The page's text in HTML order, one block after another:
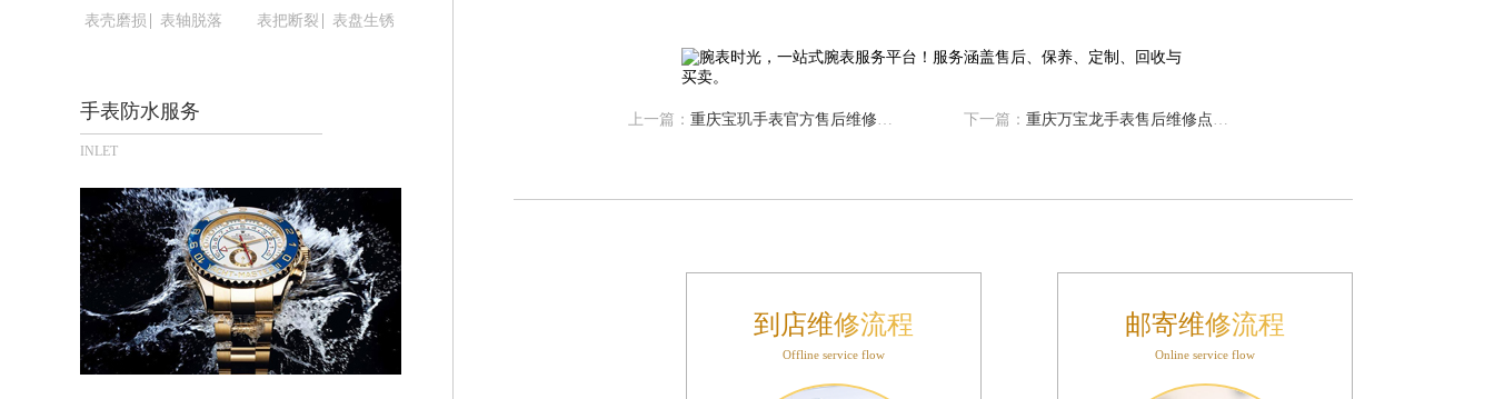
佛山市禅城区季华五路57号万科金融中心C座12层1205室（需提前预约）
东莞市东城街道鸿福东路1号民盈国贸中心T1写字楼9层907室（需提前预约）
无锡市梁溪区人民中路139号恒隆广场写字楼1座11层1104室（需提前预约）
南通市崇川区工农路57号圆融广场写字楼16层1603室（需提前预约）
南宁市青秀区金湖路59号地王大厦12楼1224室（需提前预约）
合肥市蜀山区潜山路111号万象城华润大厦B座12楼03室（需提前预约）
泉州市丰泽区宝洲路729号浦西万达中心写字楼A座7楼709室（需提前预约）
青岛市南区山东路6号华润大厦B座22层04室（需提前预约）
烟台市芝罘区胜利路139号万达金融中心A座907室（需提前预约）
长春市朝阳区西安大路727号中银大厦A座(旺进大厦)18层09室（需提前预约）
表壳磨损
表轴脱落 表把断裂 表盘生锈
手表防水服务
INLET
上一篇： 重庆宝玑手表官方售后维修服务点 下一篇： 重庆万宝龙手表售后维修点地址位置查询
到店维修流程
Offline service flow
邮寄维修流程
Online service flow